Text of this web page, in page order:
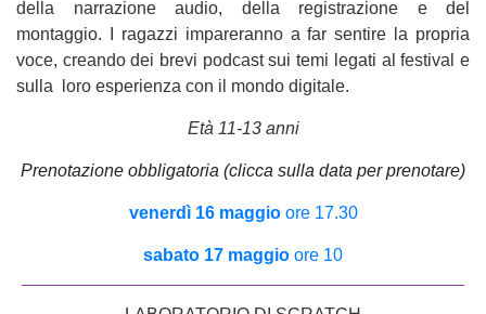
della narrazione audio, della registrazione e del
montaggio. I ragazzi impareranno a far sentire la propria
voce, creando dei brevi podcast sui temi legati al festival e
sulla loro esperienza con il mondo digitale.
Età 11-13 anni
Prenotazione obbligatoria (clicca sulla data per prenotare)
venerdì 16 maggioore 17.30
sabato 17 maggio ore 10